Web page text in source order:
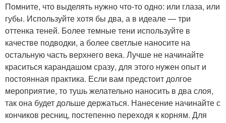
Помните, что выделять нужно что-то одно: или глаза, или
губы. Используйте хотя бы два, а в идеале — три
оттенка теней. Более темные тени используйте в
качестве подводки, а более светлые наносите на
остальную часть верхнего века. Лучше не начинайте
краситься карандашом сразу, для этого нужен опыт и
постоянная практика. Если вам предстоит долгое
мероприятие, то тушь желательно наносить в два слоя,
так она будет дольше держаться. Нанесение начинайте с
кончиков ресниц, постепенно переходя к корням. Для